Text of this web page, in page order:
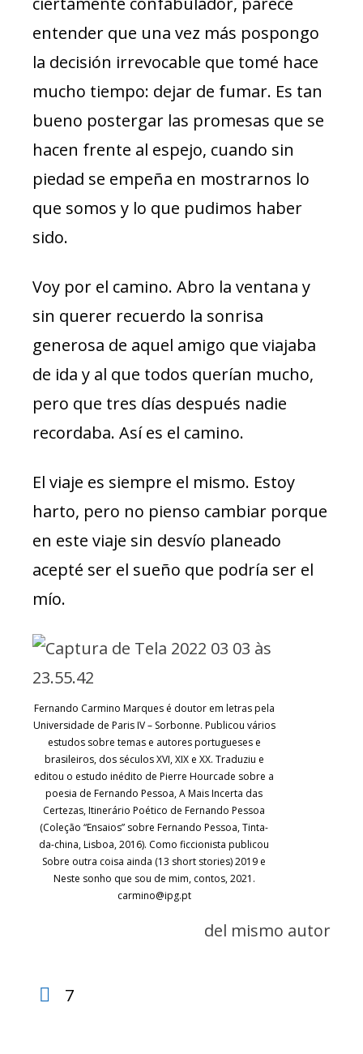
entender que una vez más pospongo
la decisión irrevocable que tomé hace
mucho tiempo: dejar de fumar. Es tan
bueno postergar las promesas que se
hacen frente al espejo, cuando sin
piedad se empeña en mostrarnos lo
que somos y lo que pudimos haber
sido.
Voy por el camino. Abro la ventana y
sin querer recuerdo la sonrisa
generosa de aquel amigo que viajaba
de ida y al que todos querían mucho,
pero que tres días después nadie
recordaba. Así es el camino.
El viaje es siempre el mismo. Estoy
harto, pero no pienso cambiar porque
en este viaje sin desvío planeado
acepté ser el sueño que podría ser el
mío.
Fernando Carmino Marques é doutor em letras pela
Universidade de Paris IV – Sorbonne. Publicou vários
estudos sobre temas e autores portugueses e
brasileiros, dos séculos XVI, XIX e XX. Traduziu e
editou o estudo inédito de Pierre Hourcade sobre a
poesia de Fernando Pessoa, A Mais Incerta das
Certezas, Itinerário Poético de Fernando Pessoa
(Coleção “Ensaios” sobre Fernando Pessoa, Tinta-
da-china, Lisboa, 2016). Como ficcionista publicou
Sobre outra coisa ainda (13 short stories) 2019 e
Neste sonho que sou de mim, contos, 2021.
carmino@ipg.pt
del mismo autor
7